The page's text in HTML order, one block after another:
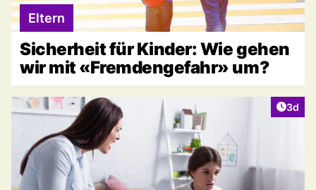
Eltern
Sicherheit für Kinder: Wie gehen
wir mit «Fremdengefahr» um?
3d